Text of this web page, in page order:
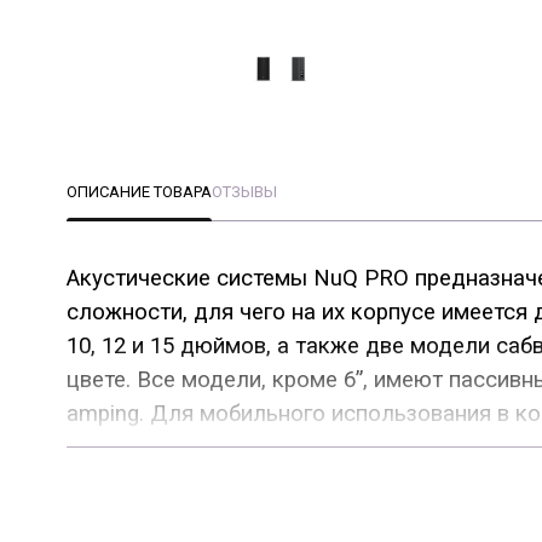
ОПИСАНИЕ ТОВАРАОТЗЫВЫ
Акустические системы NuQ PRO
сложности, для чего на их корпусе
10, 12 и 15 дюймов, а также две модели
цвете. Все модели, кроме 6”, имеют
amping. Для мобильного использования в
стандартные стойки.